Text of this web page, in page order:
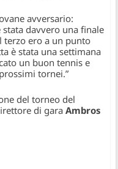
avversario:
davvero una finale
terzo ero a un punto
è stata una settimana
un buon tennis e
tornei.”
del torneo del
di garaAmbros